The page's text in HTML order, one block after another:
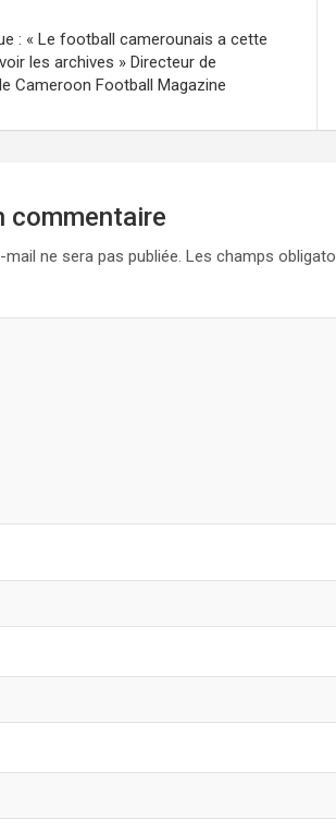
: « Le football camerounais a cette
les archives » Directeur de
Cameroon Football Magazine
commentaire
ne sera pas publiée. Les champs